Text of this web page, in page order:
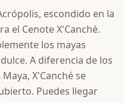
escondido en la
el Cenote X'Canché.
los mayas
A diferencia de los
X'Canché se
Puedes llegar